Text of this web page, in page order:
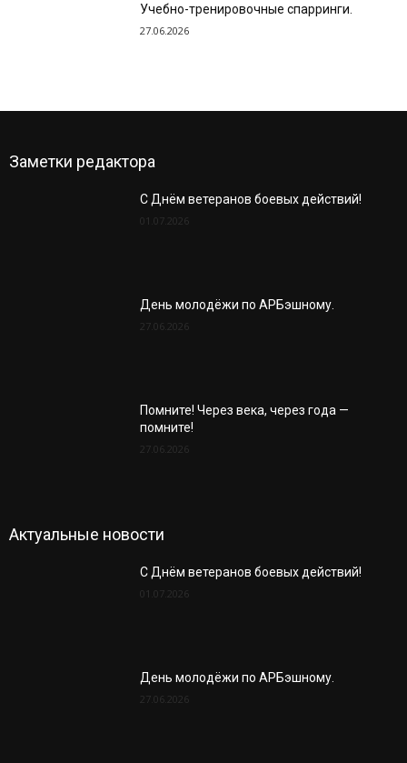
Учебно-тренировочные спарринги.
27.06.2026
Заметки редактора
С Днём ветеранов боевых действий!
01.07.2026
День молодёжи по АРБэшному.
27.06.2026
Помните! Через века, через года —
помните!
27.06.2026
Актуальные новости
С Днём ветеранов боевых действий!
01.07.2026
День молодёжи по АРБэшному.
27.06.2026